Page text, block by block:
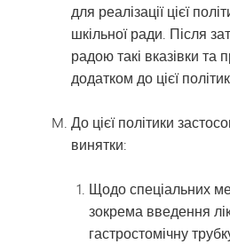
для реалізації цієї
шкільної ради. Після
радою такі вказівки та
додатком до цієї
До цієї політики
винятки:
Щодо спеціальних
зокрема введення
гастростомічну